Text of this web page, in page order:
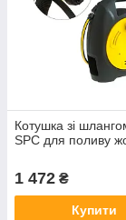
Котушка зі
SPC для поливу
1 472 ₴
Купити